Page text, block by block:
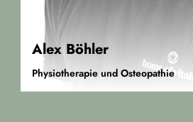
Alex Böhler
Physiotherapie und Osteopathie